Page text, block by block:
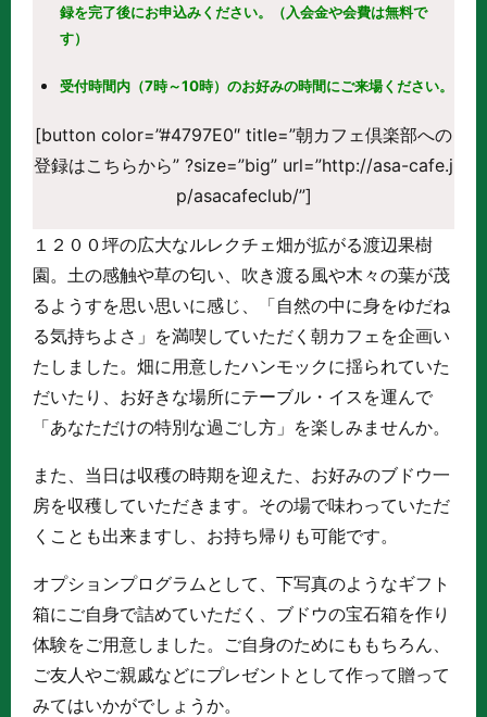
録を完了後にお申込みください。（入会金や会費は無料で
す）
受付時間内（7時～10時）のお好みの時間にご来場ください。
[button color=”#4797E0″ title=”朝カフェ倶楽部への
登録はこちらから” ?size=”big” url=”http://asa-cafe.j
p/asacafeclub/”]
１２００坪の広大なルレクチェ畑が拡がる渡辺果樹
園。土の感触や草の匂い、吹き渡る風や木々の葉が茂
るようすを思い思いに感じ、「自然の中に身をゆだね
る気持ちよさ」を満喫していただく朝カフェを企画い
たしました。畑に用意したハンモックに揺られていた
だいたり、お好きな場所にテーブル・イスを運んで
「あなただけの特別な過ごし方」を楽しみませんか。
また、当日は収穫の時期を迎えた、お好みのブドウ一
房を収穫していただきます。その場で味わっていただ
くことも出来ますし、お持ち帰りも可能です。
オプションプログラムとして、下写真のようなギフト
箱にご自身で詰めていただく、ブドウの宝石箱を作り
体験をご用意しました。ご自身のためにももちろん、
ご友人やご親戚などにプレゼントとして作って贈って
みてはいかがでしょうか。